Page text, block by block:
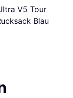
V5 Tour
Blau